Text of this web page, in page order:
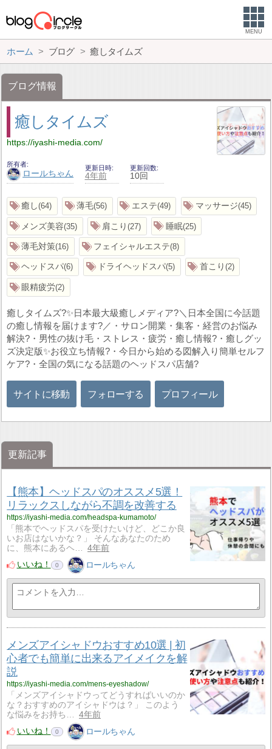
MENU
ホーム ブログ 癒しタイムズ
ブログ情報
癒しタイムズ
https://iyashi-media.com/
所有者
ロールちゃん
更新日時
4年前
更新回数
10回
癒し 64 薄毛 56 エステ 49 マッサージ 45
メンズ美容 35 肩こり 27 睡眠 25
薄毛対策 16 フェイシャルエステ 8
ヘッドスパ 6 ドライヘッドスパ 5 首こり 2
眼精疲労 2
癒しタイムズ?✨日本最大級癒しメディア?＼日本全国に今話題
の癒し情報を届けます?／・サロン開業・集客・経営のお悩み
解決?・男性の抜け毛・ストレス・疲労・癒し情報?・癒しグッ
ズ決定版✨お役立ち情報?・今日から始める図解入り簡単セルフ
ケア?・全国の気になる話題のヘッドスパ店舗?
サイトに移動 フォローする プロフィール
更新記事
【熊本】ヘッドスパのオススメ5選！
リラックスしながら不調を改善する
https://iyashi-media.com/headspa-kumamoto/
「熊本でヘッドスパを受けたいけど、どこか良
いお店はないかな？」 そんなあなたのため
に、熊本にあるヘ…
4年前
いいね！
0 ロールちゃん
メンズアイシャドウおすすめ10選 | 初
心者でも簡単に出来るアイメイクを解
説
https://iyashi-media.com/mens-eyeshadow/
「メンズアイシャドウってどうすればいいのか
な？おすすめのアイシャドウは？」 このよう
な悩みをお持ち…
4年前
いいね！
0 ロールちゃん